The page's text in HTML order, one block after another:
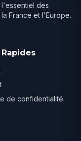
des
France et l'Europe.
de confidentialité